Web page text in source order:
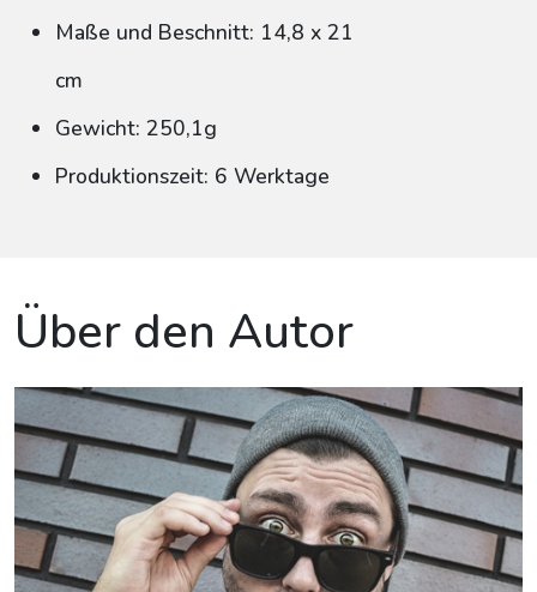
Maße und Beschnitt: 14,8 x 21
cm
Gewicht: 250,1g
Produktionszeit: 6 Werktage
Über den Autor